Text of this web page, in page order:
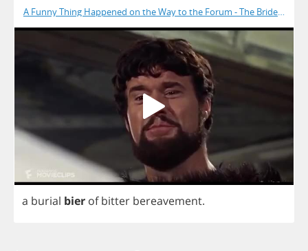
A Funny Thing Happened on the Way to the Forum - The Bride Is
a burial bier of bitter bereavement.